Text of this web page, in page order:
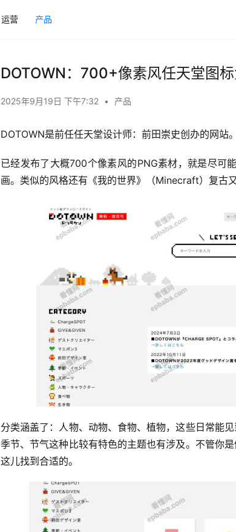
运营 产品
DOTOWN：700+像素风任天堂图标
2025年9月19日 下午7:32 • 产品
DOTOWN是前任任天堂设计师：前田崇史创办的网站。
已经发布了大概700个像素风的PNG素材，就是尽可
画。类似的风格还有《我的世界》（Minecraft）复古又
分类涵盖了：人物、动物、食物、植物，这些日常能
季节、节气这种比较有特色的主题也有涉及。不管你
这儿找到合适的。